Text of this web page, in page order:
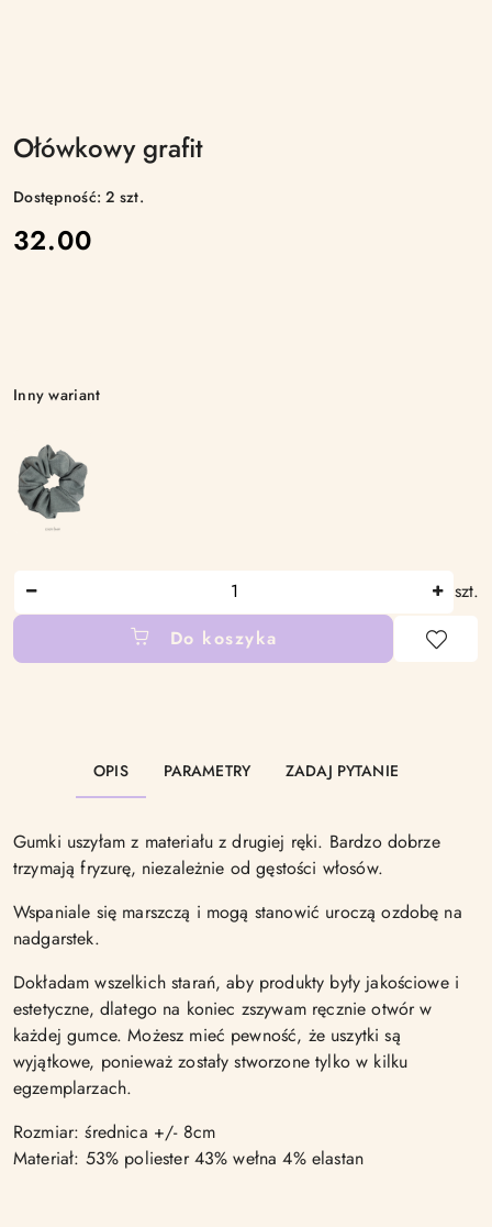
Ołówkowy grafit
Dostępność:2 szt.
cena:
32.00
Wariant
Inny wariant
szt.
Do koszyka
dostawaOPIS PARAMETRY ZADAJ PYTANIE
Gumki uszyłam z materiału z drugiej ręki. Bardzo dobrze
trzymają fryzurę, niezależnie od gęstości włosów.
Wspaniale się marszczą i mogą stanowić uroczą ozdobę na
nadgarstek.
Dokładam wszelkich starań, aby produkty były jakościowe i
estetyczne, dlatego na koniec zszywam ręcznie otwór w
każdej gumce. Możesz mieć pewność, że uszytki są
wyjątkowe, ponieważ zostały stworzone tylko w kilku
egzemplarzach.
Rozmiar: średnica +/- 8cm
Materiał: 53% poliester 43% wełna 4% elastan